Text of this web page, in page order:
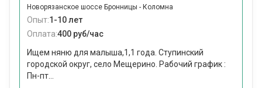
Новорязанское шоссе Бронницы - Коломна
Опыт:1-10 лет
Оплата:400 руб/час
Ищем няню для малыша,1,1 года. Ступинский
городской округ, село Мещерино. Рабочий график :
Пн-пт...